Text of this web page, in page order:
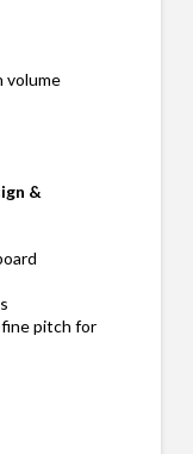
volume
&
pitch for